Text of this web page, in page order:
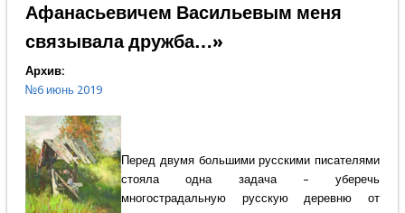
Афанасьевичем Васильевым меня
связывала дружба…»
Архив:
№6 июнь 2019
Перед двумя большими русскими писателями
стояла одна задача – уберечь
многострадальную русскую деревню от